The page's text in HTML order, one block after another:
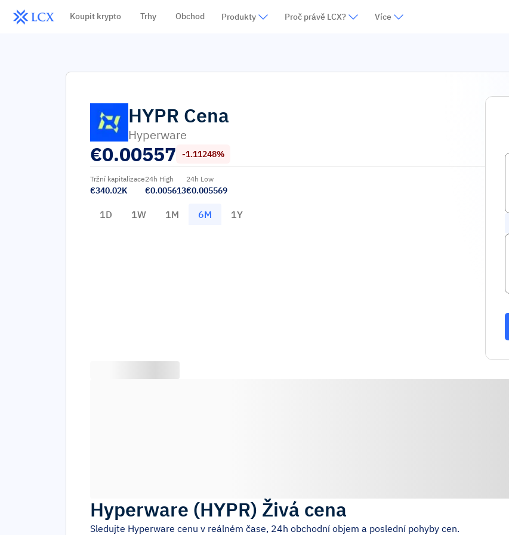
Koupit krypto Trhy Obchod Produkty Proč právě LCX? Více
HYPR Cena
Hyperware
€0.00557 -1.11248%
Tržní kapitalizace
€340.02K
24h High
€0.005613
24h Low
€0.005569
1D 1W 1M 6M 1Y
Hyperware (HYPR) Živá cena
Sledujte Hyperware cenu v reálném čase, 24h obchodní objem a poslední pohyby cen.